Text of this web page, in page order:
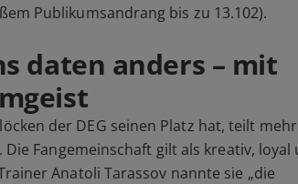
Publikumsandrang bis zu 13.102).
daten anders – mit
der DEG seinen Platz hat, teilt
Die Fangemeinschaft gilt als kreativ, loyal
Anatoli Tarassov nannte sie „die